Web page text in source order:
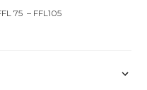
75 – FFL105